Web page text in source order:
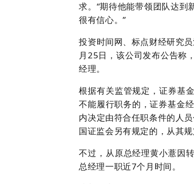
求。“期待他能带领团队达到
很有信心。”
投资时间网、标点财经研究
月25日，该公司发布公告称
经理。
根据有关监管规定，证券基
不能履行职务的，证券基金
内决定由符合任职条件的人
国证监会另有规定的，从其规
不过，从原总经理黄小薏因
总经理一职近7个月时间。